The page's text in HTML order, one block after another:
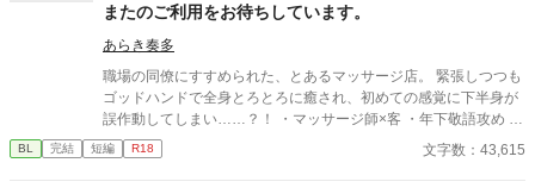
またのご利用をお待ちしています。
あらき奏多
職場の同僚にすすめられた、とあるマッサージ店。 緊張しつつも
ゴッドハンドで全身とろとろに癒され、初めての感覚に下半身が
誤作動してしまい……？！ ・マッサージ師×客 ・年下敬語攻め ・
男前土木作業員受け ・ノリ軽め ※年齢順イメージ 九重≒達也＞
坂田(店長)≫四ノ宮 【登場人物】 ▼坂田 祐介(さかた ゆうすけ)
BL 完結 短編 R18 文字数：43,615